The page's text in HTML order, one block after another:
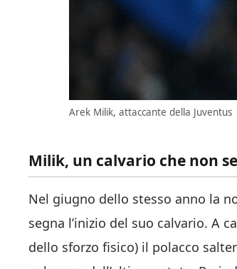
Arek Milik, attaccante della Juventus
Milik, un calvario che non
Nel giugno dello stesso anno la
segna l’inizio del suo calvario. A
dello sforzo fisico) il polacco